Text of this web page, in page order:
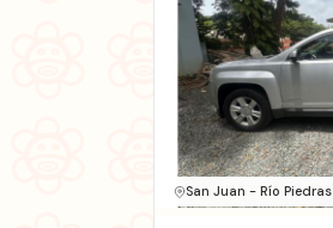
San Juan - Río Piedras